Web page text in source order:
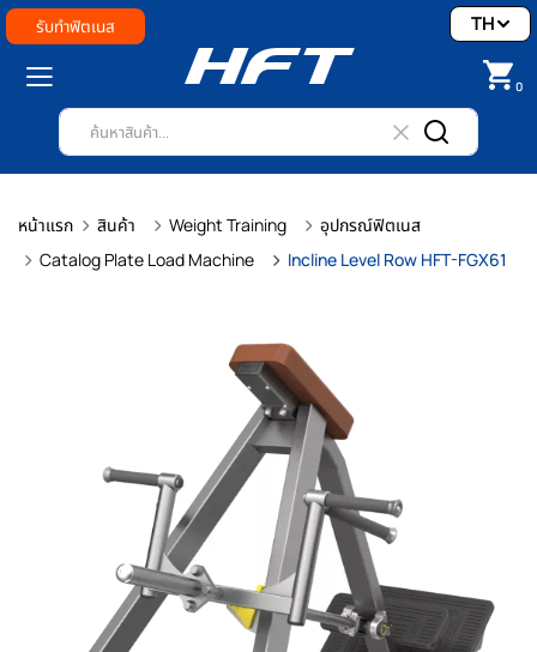
รับทำฟิตเนส
0
TH
หน้าแรก สินค้า Weight Training
อุปกรณ์ฟิตเนส
Catalog Plate Load Machine
Incline Level Row HFT-FGX61